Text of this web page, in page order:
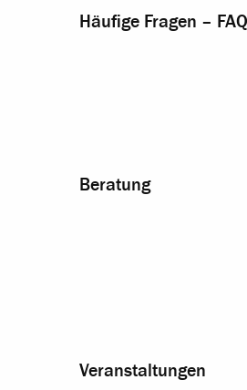
Häufige Fragen – FAQ
Beratung
Veranstaltungen